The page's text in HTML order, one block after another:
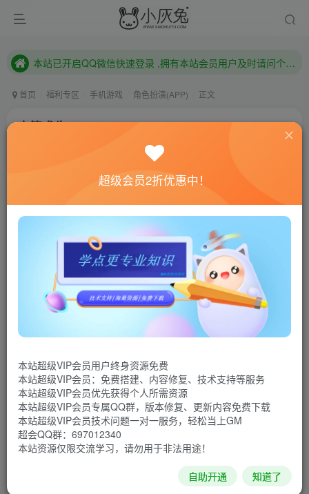
本站已开启QQ微信快速登录 ,拥有本站会员用户及时请问个人中心绑定！
首页 福利专区 手机游戏 角色扮演(APP) 正文
木筏求生v272
联网教程： 内附教程
单机教程： 内附教程
不懂的话联系客服！！！
一场可怕的飞机坠毁夺走了所有乘客和机组人员的生
命……除了一架。你是幸存者，现在你走出了文明。在海洋
周围，炎热的阳光和饥饿的鲨鱼。一个几乎绝望的情况和一
生存工艺。
救生筏上的生存模拟器会将你带入海洋中的史诗般的冒
险之旅！远离人类和文明，超越无限的视野。游戏的主要目
标是尽可能长时间保持活力，为此，您需要进行制作和建设
– 收集资源，改进木筏并在木筏上建造一个庇护所。不要忘
记，干渴和饥饿并不是唯一的危险。确保鲨鱼袭击不会破坏
超级会员2折优惠中！
本站超级VIP会员用户终身资源免费
本站超级VIP会员：免费搭建、内容修复、技术支持等服务
本站超级VIP会员优先获得个人所需资源
本站超级VIP会员专属QQ群，版本修复、更新内容免费下载
本站超级VIP会员技术问题一对一服务，轻松当上GM
超会QQ群：697012340
本站资源仅限交流学习，请勿用于非法用途！
自助开通 知道了